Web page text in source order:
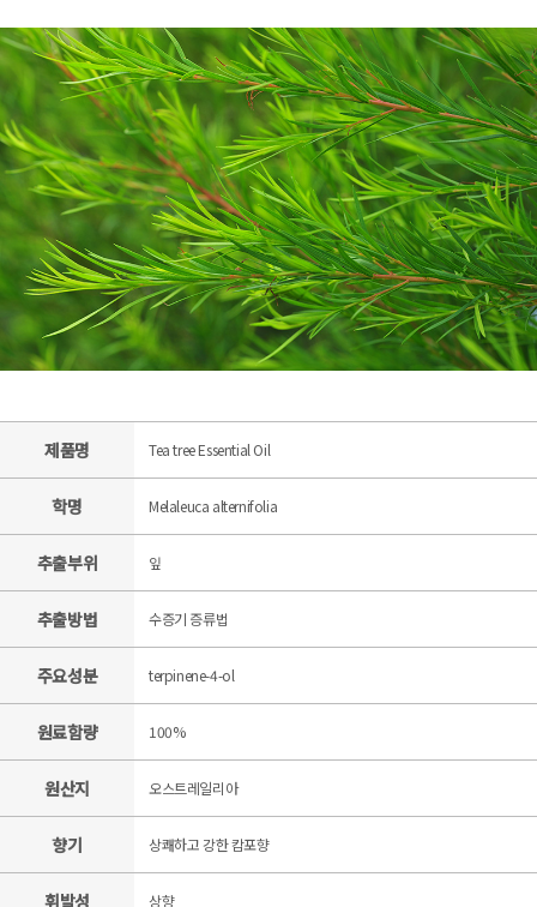
제품명 Tea tree Essential Oil
학명 Melaleuca alternifolia
추출부위 잎
추출방법 수증기 증류법
주요성분 terpinene-4-ol
원료함량 100%
원산지 오스트레일리아
향기 상쾌하고 강한 캄포향
휘발성 상향